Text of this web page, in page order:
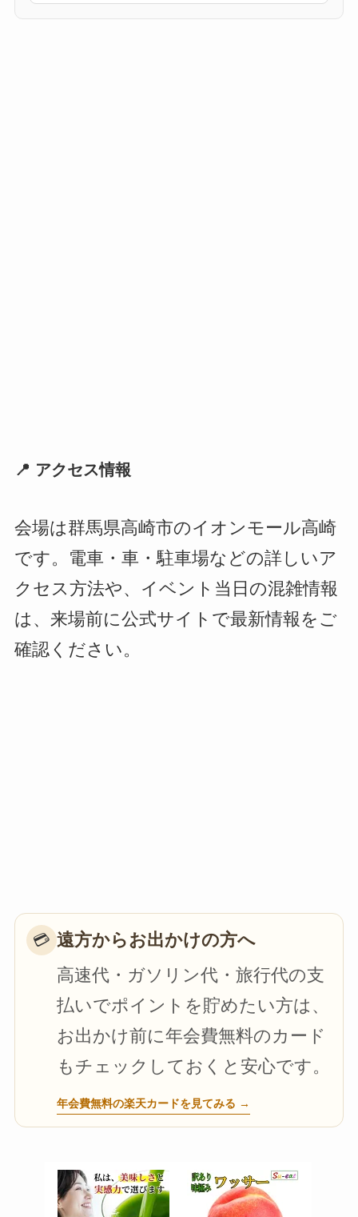
📍 アクセス情報
会場は群馬県高崎市のイオンモール高崎
です。電車・車・駐車場などの詳しいア
クセス方法や、イベント当日の混雑情報
は、来場前に公式サイトで最新情報をご
確認ください。
💳 遠方からお出かけの方へ
高速代・ガソリン代・旅行代の支
払いでポイントを貯めたい方は、
お出かけ前に年会費無料のカード
もチェックしておくと安心です。
年会費無料の楽天カードを見てみる